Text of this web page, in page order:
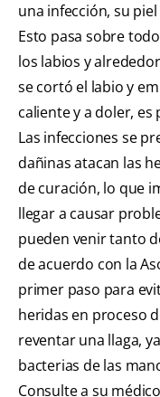
una infección, su
Esto pasa sobre
los labios y
se cortó el labio y
caliente y a doler,
Las infecciones se
dañinas atacan las
de curación, lo que
llegar a causar
pueden venir tanto
de acuerdo con la
primer paso para
heridas en proceso
reventar una llaga,
bacterias de las
Consulte a su